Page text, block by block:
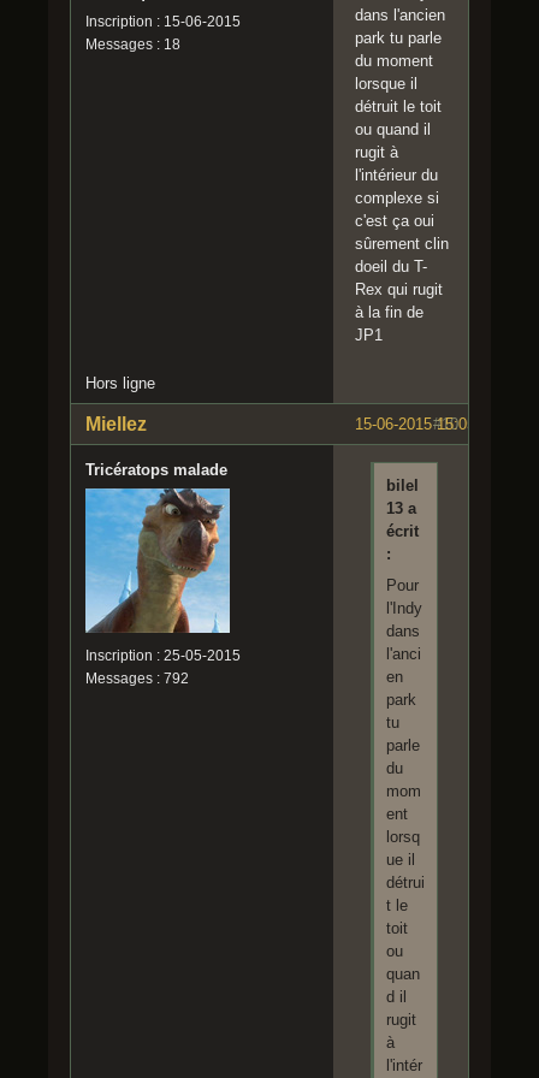
Inscription : 15-06-2015
Messages : 18
dans l'ancien
park tu parle
du moment
lorsque il
détruit le toit
ou quand il
rugit à
l'intérieur du
complexe si
c'est ça oui
sûrement clin
doeil du T-
Rex qui rugit
à la fin de
JP1
Hors ligne
#10
15-06-2015 15:05:44
Miellez
Tricératops malade
Inscription : 25-05-2015
Messages : 792
bilel
13 a
écrit
:
Pour
l'Indy
dans
l'anci
en
park
tu
parle
du
mom
ent
lorsq
ue il
détrui
t le
toit
ou
quan
d il
rugit
à
l'intér